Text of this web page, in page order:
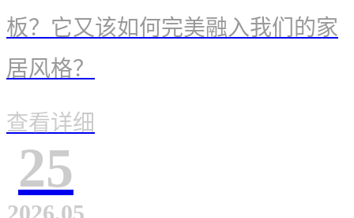
订单核查
在线体验
服务流程
板？它又该如何完美融入我们的家
居风格？
查看详细
25